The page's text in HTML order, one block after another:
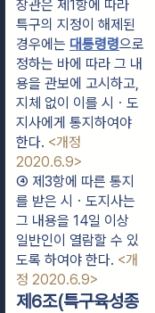
장관은 제1항에 따라
특구의 지정이 해제된
경우에는 대통령령으로
정하는 바에 따라 그 내
용을 관보에 고시하고,
지체 없이 이를 시ㆍ도
지사에게 통지하여야
한다. <개정
2020.6.9>
④ 제3항에 따른 통지
를 받은 시ㆍ도지사는
그 내용을 14일 이상
일반인이 열람할 수 있
도록 하여야 한다. <개
정 2020.6.9>
제6조(특구육성종